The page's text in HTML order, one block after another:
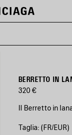
PREFERITIBERRETTO IN
320 €
Il Berretto in
COLORI
Taglia: (FR/EUR)